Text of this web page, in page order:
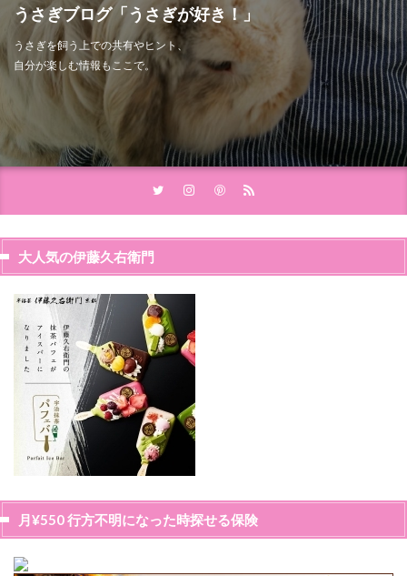
うさぎブログ「うさぎが好き！」
うさぎを飼う上での共有やヒント、
自分が楽しむ情報もここで。
大人気の伊藤久右衛門
月¥550 行方不明になった時探せる保険